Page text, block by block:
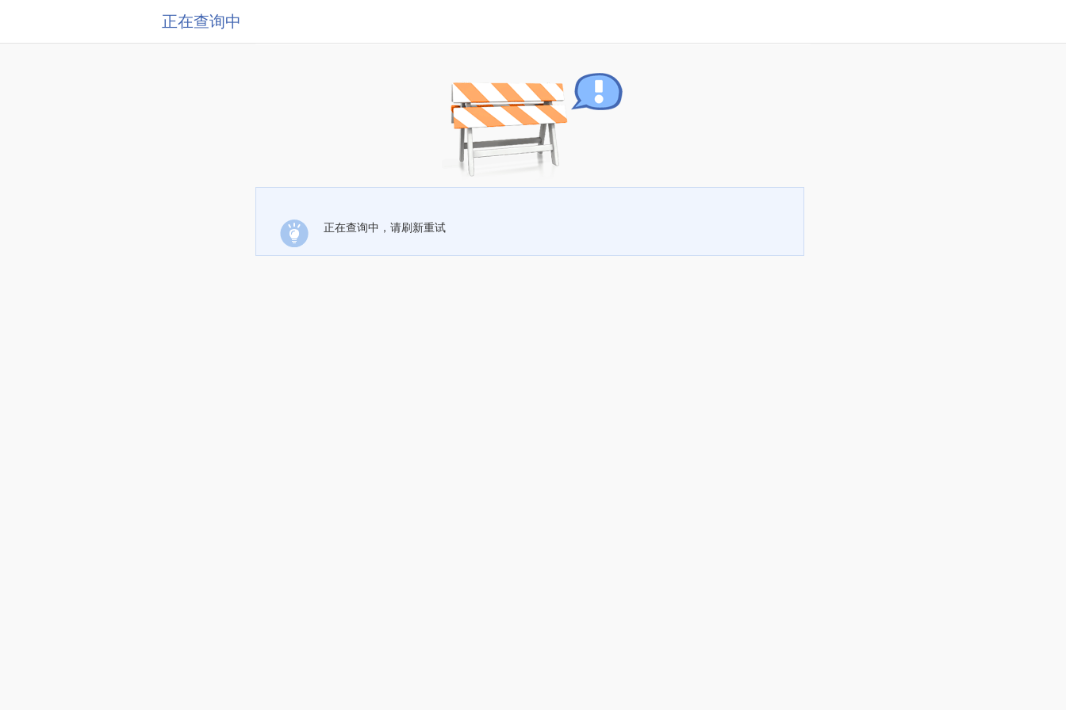
正在查询中
正在查询中，请刷新重试